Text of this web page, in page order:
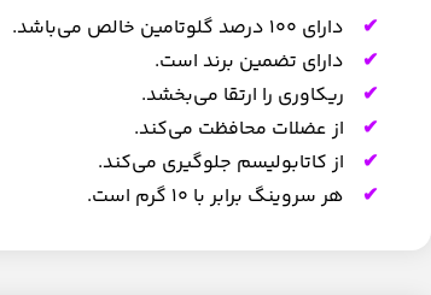
دارای ۱۰۰ درصد گلوتامین خالص می‌باشد.
دارای تضمین برند است.
ریکاوری را ارتقا می‌بخشد.
از عضلات محافظت می‌کند.
از کاتابولیسم جلوگیری می‌کند.
هر سروینگ برابر با ۱۰ گرم است.